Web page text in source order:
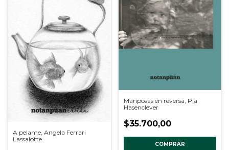
A pelame, Angela Ferrari
Lassalotte
Mariposas en reversa, Pía
Hasenclever
$35.700,00
COMPRAR